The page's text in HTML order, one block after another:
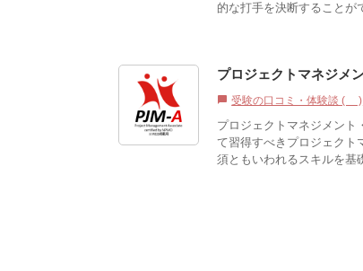
的な打手を決断すること
プロジェクトマネジ
chat_bubble 受験の口コミ・体験談 (2)
プロジェクトマネジメント
て習得すべきプロジェクト
須ともいわれるスキルを基